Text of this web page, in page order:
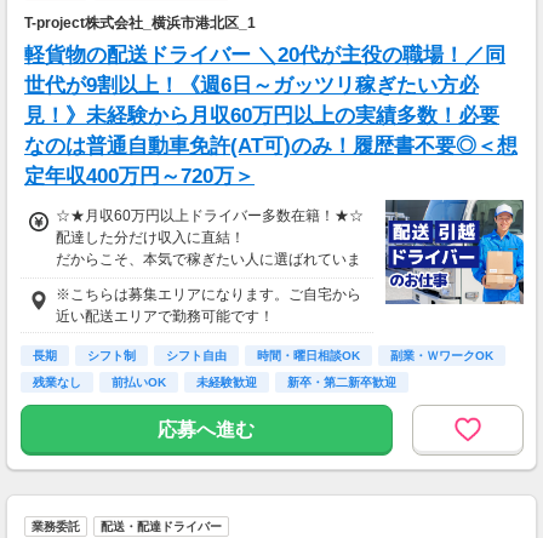
＜ガッツリ稼ぎたいあなたは・・・＞
■配達日数：17日
■平均配送件数：19件/日
■使用車両：バイク
週末のみ・夜間のみでもOK！スキマ時間を活か
して配達が可能！
もちろんガッツリ働きたい方も大歓迎です♪
あなたのライフスタイルに合わせて配達できま
す！
※上記は2026年6月の神奈川県の実績例です。
あくまで例であり、報酬を保証するものではあ
りません。
ります。
T-project株式会社_横浜市港北区_1
軽貨物の配送ドライバー ＼20代が主役の職場！／同
世代が9割以上！《週6日～ガッツリ稼ぎたい方必
見！》未経験から月収60万円以上の実績多数！必要
なのは普通自動車免許(AT可)のみ！履歴書不要◎＜想
定年収400万円～720万＞
☆★月収60万円以上ドライバー多数在籍！★☆
配達した分だけ収入に直結！
だからこそ、本気で稼ぎたい人に選ばれていま
す。
＼＼特に、20代のスタッフが多数！／／
同世代同士、気軽に相談し合えたり、情報共有
もしやすい環境です◎
未経験の方でも、
▶ 慣れてくれば、月収50万円超えも当たり前に
♪
す！
※こちらは募集エリアになります。ご自宅から
近い配送エリアで勤務可能です！
長期 シフト制 シフト自由 時間・曜日相談OK
副業・ＷワークOK
残業なし
前払いOK 未経験歓迎 新卒・第二新卒歓迎
応募へ進む
業務委託 配送・配達ドライバー